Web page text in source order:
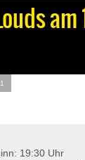
19:30 Uhr